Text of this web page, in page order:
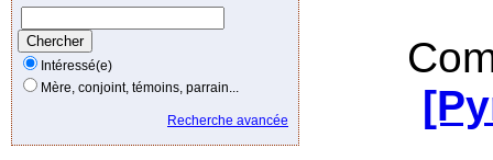
Intéressé(e)
Mère, conjoint, témoins, parrain...
Recherche avancée